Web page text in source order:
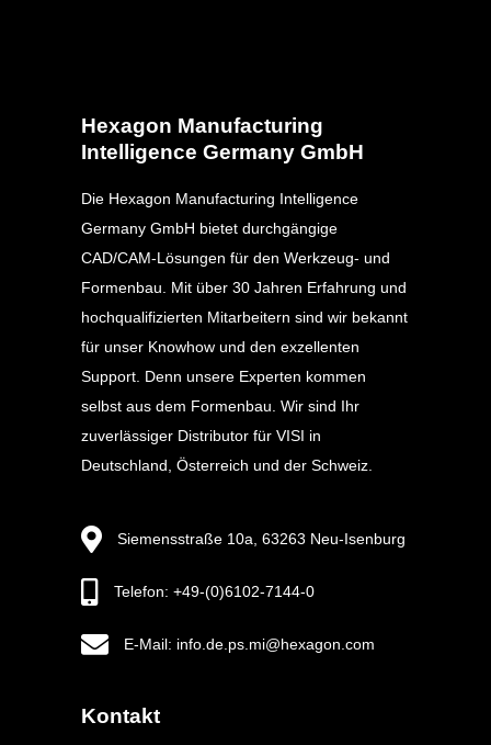
Hexagon Manufacturing
Intelligence Germany GmbH
Die Hexagon Manufacturing Intelligence
Germany GmbH bietet durchgängige
CAD/CAM-Lösungen für den Werkzeug- und
Formenbau. Mit über 30 Jahren Erfahrung und
hochqualifizierten Mitarbeitern sind wir bekannt
für unser Knowhow und den exzellenten
Support. Denn unsere Experten kommen
selbst aus dem Formenbau. Wir sind Ihr
zuverlässiger Distributor für VISI in
Deutschland, Österreich und der Schweiz.
Siemensstraße 10a, 63263 Neu-Isenburg
Telefon: +49-(0)6102-7144-0
E-Mail: info.de.ps.mi@hexagon.com
Kontakt